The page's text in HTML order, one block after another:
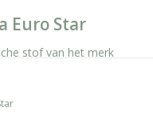
Euro Star
stof van het merk
in de kleur Castor